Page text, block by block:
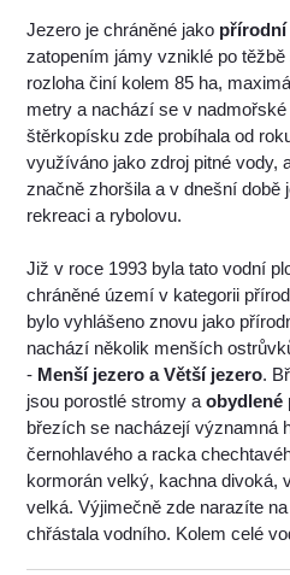
Jezero je chráněné jako přírodní
zatopením jámy vzniklé po
rozloha činí kolem 85 ha,
metry a nachází se v
štěrkopísku zde probíhala od
využíváno jako zdroj pitné vody,
značně zhoršila a v dnešní době
rekreaci a rybolovu.
Již v roce 1993 byla tato vodní
chráněné území v kategorii
bylo vyhlášeno znovu jako
nachází několik menších
- Menší jezero a Větší jezero.
jsou porostlé stromy aobydlené
březích se nacházejí významná
černohlavého a racka
kormorán velký, kachna divoká,
velká. Výjimečně zde narazíte
chřástala vodního. Kolem celé